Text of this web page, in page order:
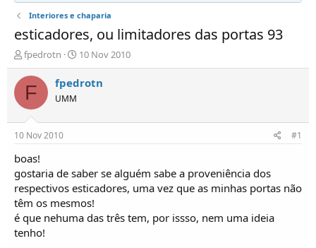
Interiores e chaparia
esticadores, ou limitadores das portas 93
I
n
i
i
d
o
r
e
T
ó
p
i
fpedrotn
D
a
t
i
o
10 Nov 2010
F fpedrotn
UMM
10 Nov 2010 #1
boas!
gostaria de saber se alguém sabe a proveniência dos
respectivos esticadores, uma vez que as minhas portas não
têm os mesmos!
é que nehuma das três tem, por issso, nem uma ideia
tenho!